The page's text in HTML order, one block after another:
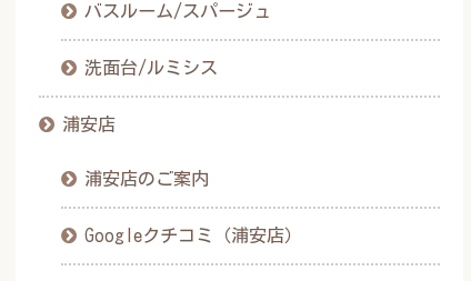
バスルーム/スパージュ
洗面台/ルミシス
浦安店
浦安店のご案内
Googleクチコミ（浦安店）